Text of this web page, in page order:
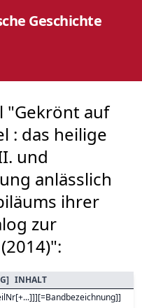
Geschichte
"Gekrönt auf
: das heilige
und
anlässlich
ihrer
zur
] INHALT
]